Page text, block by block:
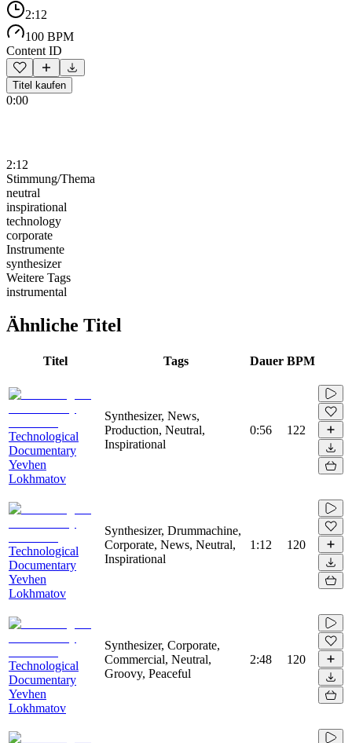
2:12
100 BPM
Content ID
Titel kaufen
0:00
2:12
Stimmung/Thema
neutral
inspirational
technology
corporate
Instrumente
synthesizer
Weitere Tags
instrumental
Ähnliche Titel
Titel Tags Dauer BPM
Technological
Documentary
Yevhen
Lokhmatov
Synthesizer, News,
Production, Neutral,
Inspirational
0:56 122
Technological
Documentary
Yevhen
Lokhmatov
Synthesizer, Drummachine,
Corporate, News, Neutral,
Inspirational
1:12 120
Technological
Documentary
Yevhen
Lokhmatov
Synthesizer, Corporate,
Commercial, Neutral,
Groovy, Peaceful
2:48 120